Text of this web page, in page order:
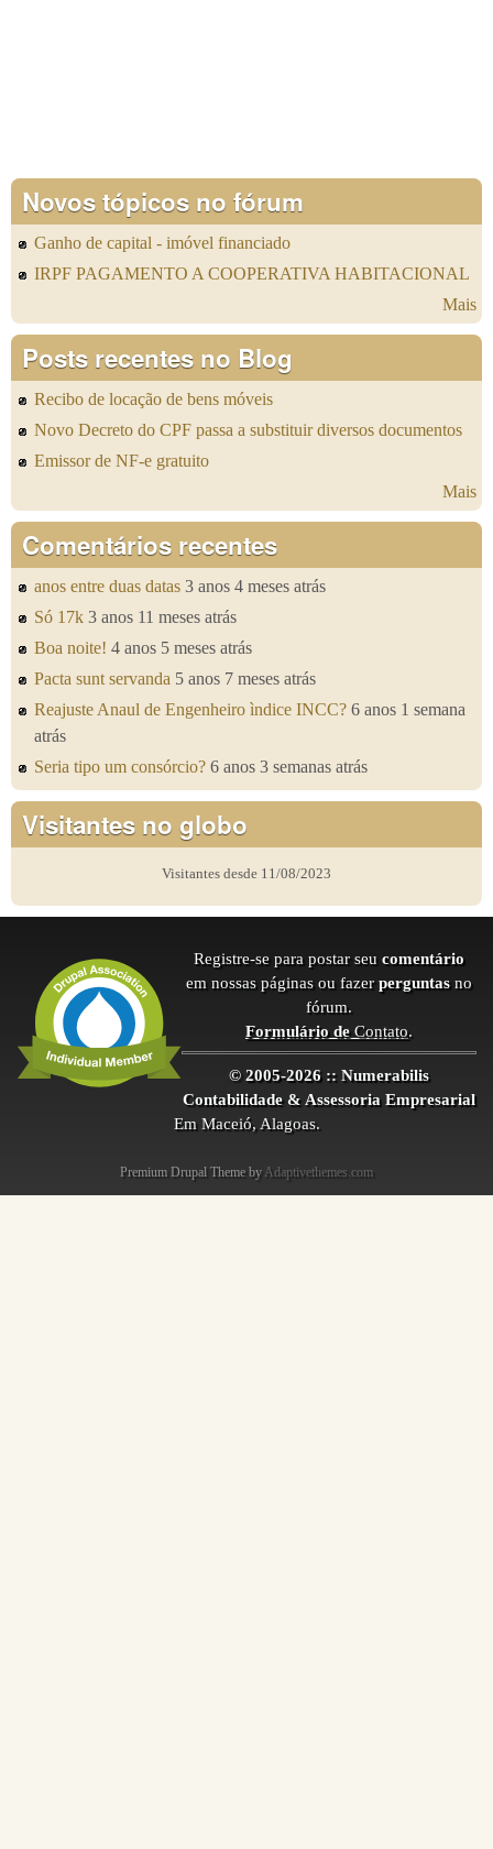
Novos tópicos no fórum
Ganho de capital - imóvel financiado
IRPF PAGAMENTO A COOPERATIVA HABITACIONAL
Mais
Posts recentes no Blog
Recibo de locação de bens móveis
Novo Decreto do CPF passa a substituir diversos documentos
Emissor de NF-e gratuito
Mais
Comentários recentes
anos entre duas datas 3 anos 4 meses atrás
Só 17k 3 anos 11 meses atrás
Boa noite! 4 anos 5 meses atrás
Pacta sunt servanda 5 anos 7 meses atrás
Reajuste Anaul de Engenheiro ìndice INCC? 6 anos 1 semana
atrás
Seria tipo um consórcio? 6 anos 3 semanas atrás
Visitantes no globo
Visitantes desde 11/08/2023
Registre-se para postar seu comentário
em nossas páginas ou fazer perguntas no
fórum.
Formulário deContato.
© 2005-2026 :: Numerabilis
Contabilidade & Assessoria Empresarial
Em Maceió, Alagoas.
Premium Drupal Theme by Adaptivethemes.com